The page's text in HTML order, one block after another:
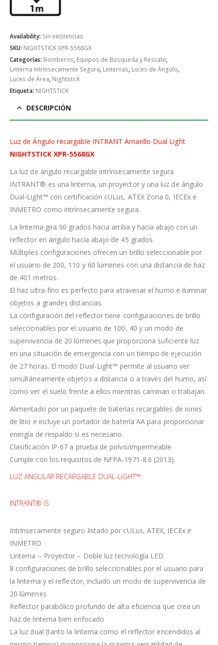
Availability: Sin existencias
SKU: NIGHTSTICK XPR-5568GX
Categorías: Bomberos, Equipos de Búsqueda y Rescate,
Linterna Intrínsecamente Segura, Linternas, Luces de Ángulo,
Luces de Área, Nightstick
Etiqueta: NIGHTSTICK
DESCRIPCIÓN
Luz de Ángulo recargable INTRANT Amarillo Dual Light
NIGHTSTICK XPR-5568GX
La luz de ángulo recargable intrínsecamente segura
INTRANT® es una linterna, un proyector y una luz de ángulo
Dual-Light™ con certificación cULus, ATEX Zona 0, IECEx e
INMETRO como intrínsecamente segura.
La linterna gira 90 grados hacia arriba y hacia abajo con un
reflector en ángulo hacia abajo de 45 grados.
Múltiples configuraciones ofrecen un brillo seleccionable por
el usuario de 200, 110 y 60 lúmenes con una distancia de haz
de 401 metros.
El haz ultra-fino es perfecto para atravesar el humo e iluminar
objetos a grandes distancias.
La configuración del reflector tiene configuraciones de brillo
seleccionables por el usuario de 100, 40 y un modo de
supervivencia de 20 lúmenes que proporciona suficiente luz
en una situación de emergencia con un tiempo de ejecución
de 27 horas. El modo Dual-Light™ permite al usuario ver
simultáneamente objetos a distancia o a través del humo, así
como ver el suelo frente a ellos mientras caminan o trabajan.
Alimentado por un paquete de baterías recargables de iones
de litio e incluye un portador de batería AA para proporcionar
energía de respaldo si es necesario.
Clasificación IP-67 a prueba de polvo/impermeable.
Cumple con los requisitos de NFPA-1971-8.6 (2013).
LUZ ANGULAR RECARGABLE DUAL-LIGHT™
INTRANT® IS
Intrínsecamente seguro listado por cULus, ATEX, IECEx e
INMETRO
Linterna – Proyector – Doble luz tecnología LED
8 configuraciones de brillo seleccionables por el usuario para
la linterna y el reflector, incluido un modo de supervivencia de
20 lúmenes
Reflector parabólico profundo de alta eficiencia que crea un
haz de linterna bien enfocado
La luz dual (tanto la linterna como el reflector encendidos al